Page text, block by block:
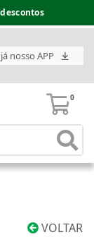
nosso APP
0
VOLTAR